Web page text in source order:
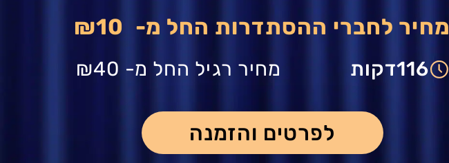
מחיר לחברי ההסתדרות החל מ- ₪10
מחיר רגיל החל מ- ₪40 116דקות
לפרטים והזמנה